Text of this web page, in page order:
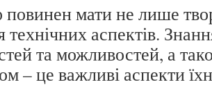
мати не лише
технічних аспектів.
та можливостей, а
– це важливі аспекти